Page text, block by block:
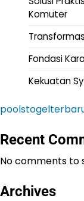
Komuter
Fondasi
Kekuatan
Recent
No comments to
Archives